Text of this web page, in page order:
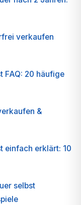
verkaufen
FAQ: 20 häufige
&
einfach erklärt: 10
selbst